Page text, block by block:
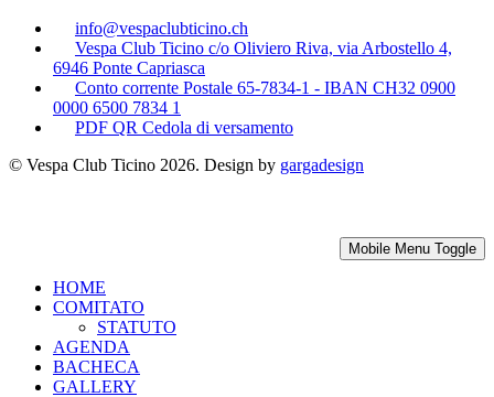
info@vespaclubticino.ch
Vespa Club Ticino c/o Oliviero Riva, via Arbostello 4,
6946 Ponte Capriasca
Conto corrente Postale 65-7834-1 - IBAN CH32 0900
0000 6500 7834 1
PDF QR Cedola di versamento
© Vespa Club Ticino 2026. Design by gargadesign
Mobile Menu Toggle
HOME
COMITATO
STATUTO
AGENDA
BACHECA
GALLERY